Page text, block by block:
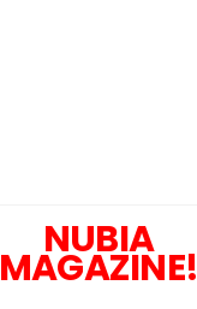
NUBIA
MAGAZINE!